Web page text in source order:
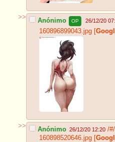
>> Anónimo OP 26/12/20
160896899043.jpg
>> Anónimo 26/12/20 12:20 /#/
160898520646.jpg [